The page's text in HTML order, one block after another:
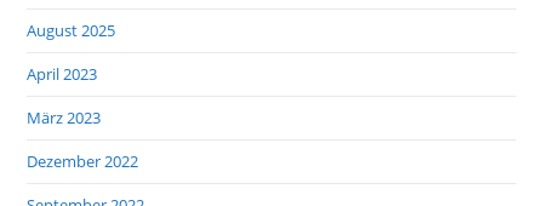
August 2025
April 2023
März 2023
Dezember 2022